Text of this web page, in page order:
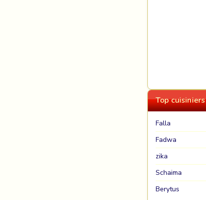
Top cuisiniers
Falla
Fadwa
zika
Schaima
Berytus